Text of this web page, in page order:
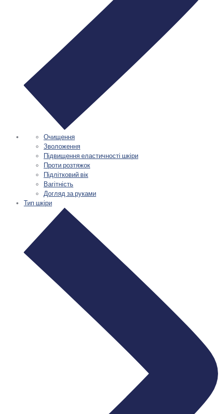
Очищення
Зволоження
Підвищення еластичності шкіри
Проти розтяжок
Підлітковий вік
Вагітність
Догляд за руками
Тип шкіри